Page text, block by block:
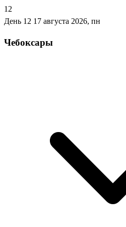
12
День 12 17 августа 2026, пн
Чебоксары